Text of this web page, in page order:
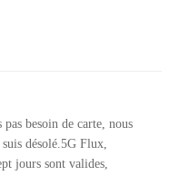
besoin de carte, nous
désolé.5G Flux,
jours sont valides,